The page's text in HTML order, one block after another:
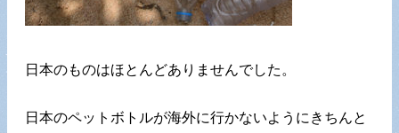
日本のものはほとんどありませんでした。
日本のペットボトルが海外に行かないようにきちんと